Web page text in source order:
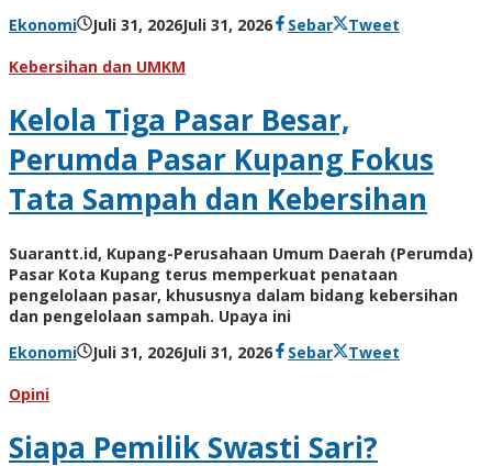
Ekonomi
Juli 31, 2026Juli 31, 2026olehSebar
Tweet
Kebersihan dan UMKM
Kelola Tiga Pasar Besar,
Perumda Pasar Kupang Fokus
Tata Sampah dan Kebersihan
Suarantt.id, Kupang-Perusahaan Umum Daerah (Perumda)
Pasar Kota Kupang terus memperkuat penataan
pengelolaan pasar, khususnya dalam bidang kebersihan
dan pengelolaan sampah. Upaya ini
Ekonomi
Juli 31, 2026Juli 31, 2026olehSebar
Tweet
Opini
Siapa Pemilik Swasti Sari?